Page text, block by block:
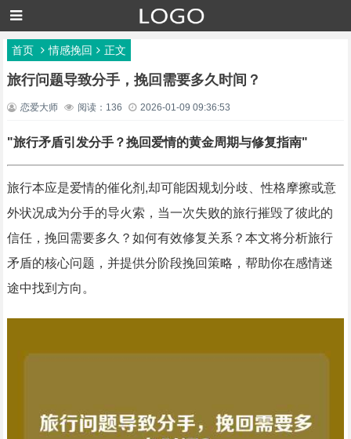
首页 情感挽回 正文
旅行问题导致分手，挽回需要多久时间？
恋爱大师 阅读：136 2026-01-09 09:36:53
"旅行矛盾引发分手？挽回爱情的黄金周期与修复指南"
旅行本应是爱情的催化剂,却可能因规划分歧、性格摩擦或意
外状况成为分手的导火索，当一次失败的旅行摧毁了彼此的
信任，挽回需要多久？如何有效修复关系？本文将分析旅行
矛盾的核心问题，并提供分阶段挽回策略，帮助你在感情迷
途中找到方向。